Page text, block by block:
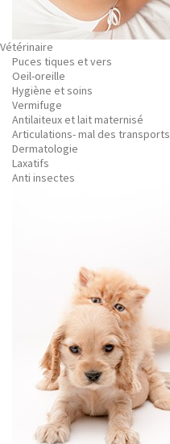
Vétérinaire
Puces tiques et vers
Oeil-oreille
Hygiène et soins
Vermifuge
Antilaiteux et lait maternisé
Articulations- mal des transports
Dermatologie
Laxatifs
Anti insectes